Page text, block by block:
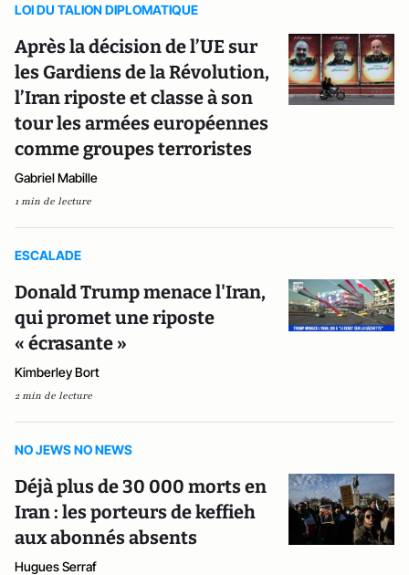
LOI DU TALION DIPLOMATIQUE
Après la décision de l’UE sur
les Gardiens de la Révolution,
l’Iran riposte et classe à son
tour les armées européennes
comme groupes terroristes
Gabriel Mabille
1 min de lecture
ESCALADE
Donald Trump menace l'Iran,
qui promet une riposte
« écrasante »
Kimberley Bort
2 min de lecture
NO JEWS NO NEWS
Déjà plus de 30 000 morts en
Iran : les porteurs de keffieh
aux abonnés absents
Hugues Serraf